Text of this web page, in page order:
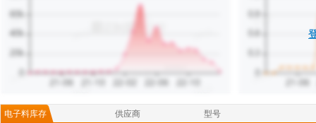
电子料库存 供应商 型号